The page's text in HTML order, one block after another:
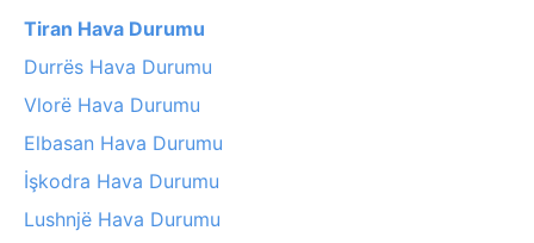
Tiran Hava Durumu
Durrës Hava Durumu
Vlorë Hava Durumu
Elbasan Hava Durumu
İşkodra Hava Durumu
Lushnjë Hava Durumu